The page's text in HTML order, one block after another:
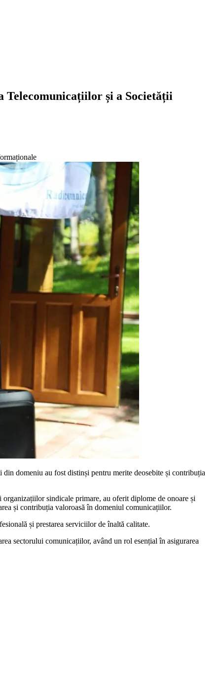
Telecomunicațiilor și a Societății
domeniu au fost distinși pentru merite deosebite și contribuția
sindicale primare, au oferit diplome de onoare și
și contribuția valoroasă în domeniul comunicațiilor.
și prestarea serviciilor de înaltă calitate.
sectorului comunicațiilor, având un rol esențial în asigurarea